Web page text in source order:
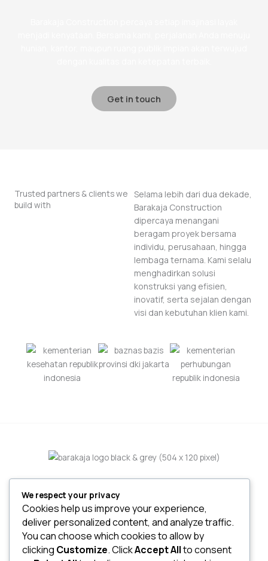
Get in touch
Trusted partners & clients we
build with
Selama lebih dari dua dekade,
Barakaja Construction
dipercaya menangani
beragam proyek bersama
individu, perusahaan, hingga
lembaga ternama. Kami selalu
menghadirkan solusi
konstruksi yang efisien,
inovatif, serta sejalan dengan
visi dan kebutuhan klien kami.
About
Services
Project
We respect your privacy
Cookies help us improve your experience,
deliver personalized content, and analyze traffic.
You can choose which cookies to allow by
clicking Customize. ClickAccept Allto consent